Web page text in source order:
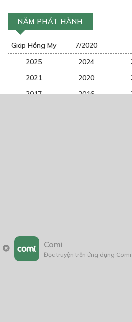
NĂM PHÁT HÀNH
Giáp Hồng My 7/2020
2025
2024
2021
2020
2017
2016
COMI © 2024 Comicola - Nền tảng truyện
Cơ quan chủ quản: Công ty
Comi
Đọc truyện trên ứng dụng Comi